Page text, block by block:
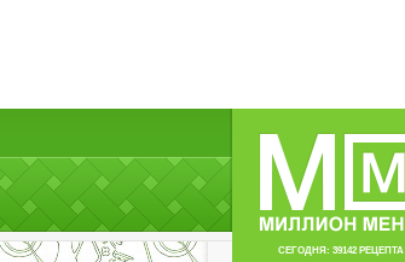
СЕГОДНЯ: 39142 РЕЦЕПТА